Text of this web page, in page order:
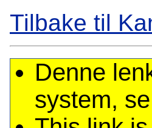
Tilbake til
Denne
system,